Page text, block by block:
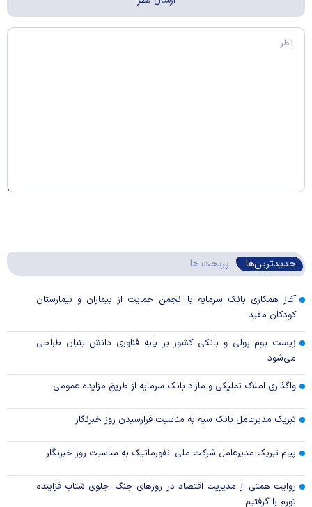
جدیدترین‌ها پربحث ها
آغاز همکاری بانک سرمایه با انجمن حمایت از بیماران و بیمارستان
کودکان مفید
زیست بوم پولی و بانکی کشور بر پایه فناوری دانش بنیان طراحی
می‌شود
واگذاری املاک تملیکی و مازاد بانک سرمایه از طریق مزایده عمومی
تبریک مدیرعامل بانک سپه به مناسبت فرارسیدن روز خبرنگار
پیام تبریک مدیرعامل شرکت ملی انفورماتیک به مناسبت روز خبرنگار
روایت همتی از مدیریت اقتصاد در روزهای جنگ: جلوی شتاب فزاینده
تورم را گرفتیم